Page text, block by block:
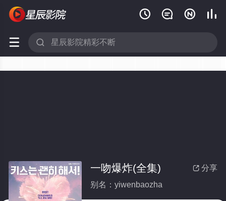
   
 
 分享
一吻爆炸(全集)
别名：yiwenbaozha